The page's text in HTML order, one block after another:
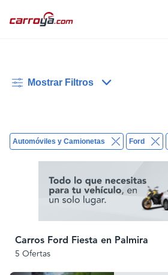
Mostrar Filtros
Automóviles y Camionetas Ford
Carros Ford Fiesta en Palmira
5 Ofertas